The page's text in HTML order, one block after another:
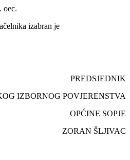
oec.
izabran je
PREDSJEDNIK
IZBORNOG POVJERENSTVA
OPĆINE SOPJE
ZORAN ŠLJIVAC